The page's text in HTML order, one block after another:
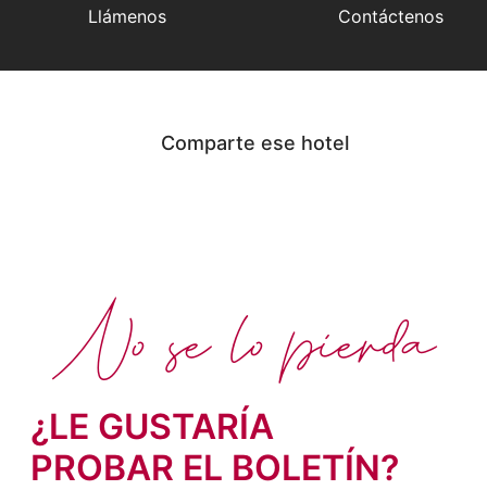
Llámenos Contáctenos
Comparte ese hotel
¿LE GUSTARÍA
PROBAR EL BOLETÍN?
No se lo pierda